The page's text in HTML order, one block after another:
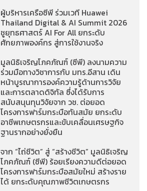
ผู้บริหารเครือซีพี ร่วมเวที Huawei
Thailand Digital & AI Summit 2026
ชูยุทธศาสตร์ AI For All ยกระดับ
ศักยภาพองค์กร สู่การใช้งานจริง
มูลนิธิเจริญโภคภัณฑ์ (ซีพี) ลงนามความ
ร่วมมือทางวิชาการกับ มทร.อีสาน เดิน
หน้าบูรณาการองค์ความรู้ด้านการวิจัย
และการตลาดดิจิทัล ซึ่งได้รับการ
สนับสนุนทุนวิจัยจาก วช. ต่อยอด
โครงการฟาร์มกระบือทันสมัย ยกระดับ
อาชีพเกษตรกรและขับเคลื่อนเศรษฐกิจ
ฐานรากอย่างยั่งยืน
จาก “ไถ่ชีวิต” สู่ “สร้างชีวิต” มูลนิธิเจริญ
โภคภัณฑ์ (ซีพี) ร้อยเรียงความดีต่อยอด
โครงการฟาร์มกระบือสมัยใหม่ สร้างราย
ได้ ยกระดับคุณภาพชีวิตเกษตรกร